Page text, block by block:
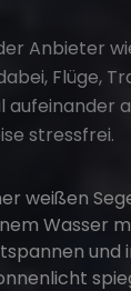
Anbieter
Flüge,
aufeinander
stressfrei.